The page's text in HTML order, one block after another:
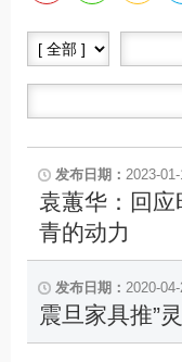
2023-
袁蕙华：回
青的动力
2020-
震旦家具推”